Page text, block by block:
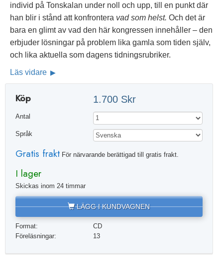
individ på Tonskalan under noll och upp, till en punkt där
han blir i stånd att konfrontera vad som helst. Och det är
bara en glimt av vad den här kongressen innehåller – den
erbjuder lösningar på problem lika gamla som tiden själv,
och lika aktuella som dagens tidningsrubriker.
Läs vidare
Köp 1.700 Skr
Antal
Språk
Gratis fraktFör närvarande berättigad till gratis frakt.
I lager
Skickas inom 24 timmar
LÄGG I KUNDVAGNEN
Format:
CD
Föreläsningar:
13